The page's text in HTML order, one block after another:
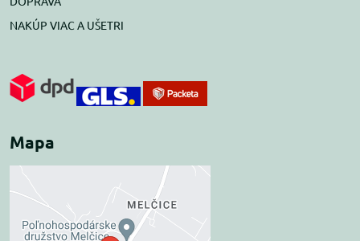
NAKÚP VIAC A UŠETRI
Mapa
Externý obsah je
blokovaný Voľbami